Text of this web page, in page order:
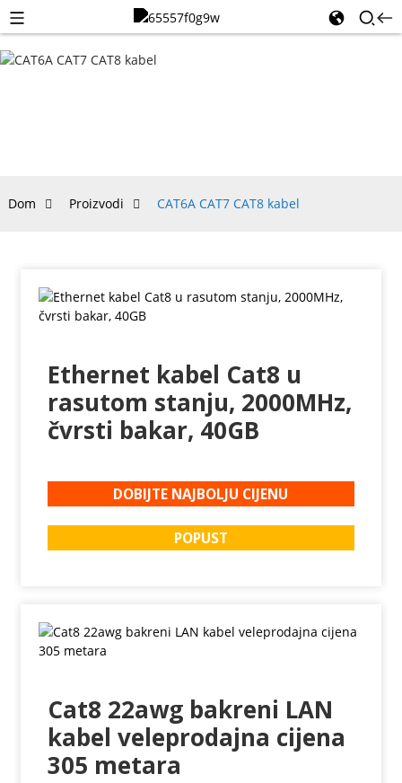
CAT6A
KABEL
Dom Proizvodi CAT6A CAT7 CAT8 kabel
Ethernet kabel Cat8 u
rasutom stanju, 2000MHz,
čvrsti bakar, 40GB
DOBIJTE NAJBOLJU CIJENU
POPUST
Cat8 22awg bakreni LAN
kabel veleprodajna cijena
305 metara